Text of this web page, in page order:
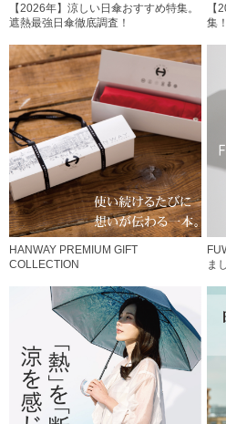
【2026年】涼しい日傘おすすめ特集。
遮熱最強日傘徹底調査！
【
集
HANWAY PREMIUM GIFT
COLLECTION
ま